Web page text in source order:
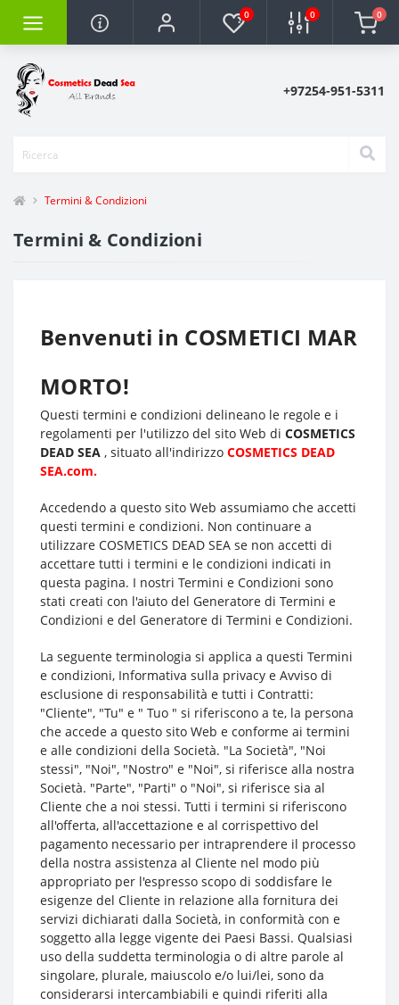
0 0 0
+97254-951-5311
Termini & Condizioni
Termini & Condizioni
Benvenuti in COSMETICI MAR
MORTO!
Questi termini e condizioni delineano le regole e i
regolamenti per l'utilizzo del sito Web di COSMETICS
DEAD SEA , situato all'indirizzo COSMETICS DEAD
SEA.com.
Accedendo a questo sito Web assumiamo che accetti
questi termini e condizioni. Non continuare a
utilizzare COSMETICS DEAD SEA se non accetti di
accettare tutti i termini e le condizioni indicati in
questa pagina. I nostri Termini e Condizioni sono
stati creati con l'aiuto del Generatore di Termini e
Condizioni e del Generatore di Termini e Condizioni.
La seguente terminologia si applica a questi Termini
e condizioni, Informativa sulla privacy e Avviso di
esclusione di responsabilità e tutti i Contratti:
"Cliente", "Tu" e " Tuo " si riferiscono a te, la persona
che accede a questo sito Web e conforme ai termini
e alle condizioni della Società. "La Società", "Noi
stessi", "Noi", "Nostro" e "Noi", si riferisce alla nostra
Società. "Parte", "Parti" o "Noi", si riferisce sia al
Cliente che a noi stessi. Tutti i termini si riferiscono
all'offerta, all'accettazione e al corrispettivo del
pagamento necessario per intraprendere il processo
della nostra assistenza al Cliente nel modo più
appropriato per l'espresso scopo di soddisfare le
esigenze del Cliente in relazione alla fornitura dei
servizi dichiarati dalla Società, in conformità con e
soggetto alla legge vigente dei Paesi Bassi. Qualsiasi
uso della suddetta terminologia o di altre parole al
singolare, plurale, maiuscolo e/o lui/lei, sono da
considerarsi intercambiabili e quindi riferiti alla